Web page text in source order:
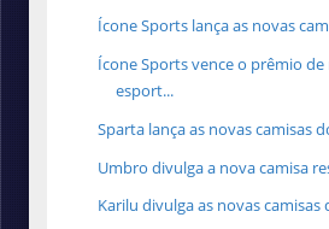
Ícone Sports lança as novas
Ícone Sports vence o prêmio
esport...
Sparta lança as novas camisas
Umbro divulga a nova camisa
Karilu divulga as novas